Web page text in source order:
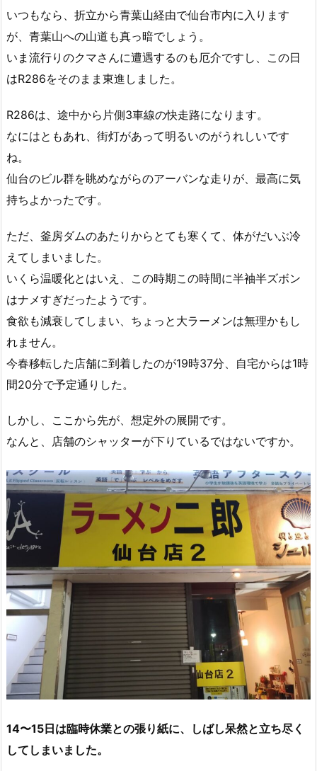
いつもなら、折立から青葉山経由で仙台市内に入ります
が、青葉山への山道も真っ暗でしょう。
いま流行りのクマさんに遭遇するのも厄介ですし、この日
はR286をそのまま東進しました。
R286は、途中から片側3車線の快走路になります。
なにはともあれ、街灯があって明るいのがうれしいです
ね。
仙台のビル群を眺めながらのアーバンな走りが、最高に気
持ちよかったです。
ただ、釜房ダムのあたりからとても寒くて、体がだいぶ冷
えてしまいました。
いくら温暖化とはいえ、この時期この時間に半袖半ズボン
はナメすぎだったようです。
食欲も減衰してしまい、ちょっと大ラーメンは無理かもし
れません。
今春移転した店舗に到着したのが19時37分、自宅からは1時
間20分で予定通りした。
しかし、ここから先が、想定外の展開です。
なんと、店舗のシャッターが下りているではないですか。
14〜15日は臨時休業との張り紙に、しばし呆然と立ち尽く
してしまいました。